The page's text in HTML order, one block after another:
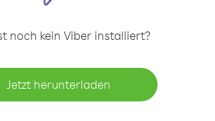
noch kein Viber installiert?
Jetzt herunterladen